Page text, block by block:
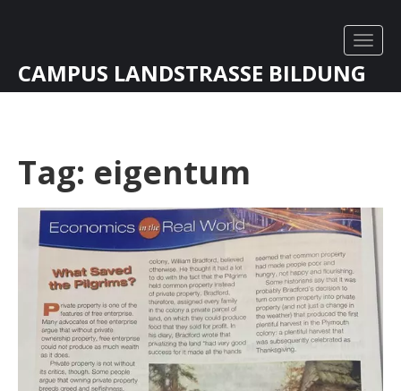
CAMPUS LANDSTRASSE BILDUNG
Tag: eigentum